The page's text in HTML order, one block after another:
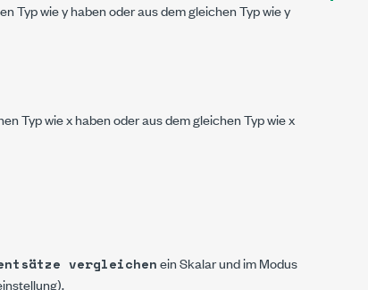
Typ wieyhaben oder aus dem gleichen Typ wiey
Typ wiexhaben oder aus dem gleichen Typ wiex
vergleichenein Skalar und im Modus